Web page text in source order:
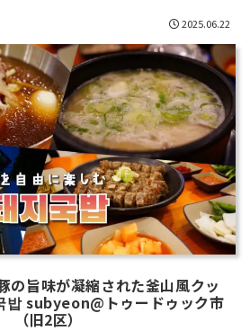
2025.06.22
の旨味が凝縮された釜山風クッ
밥 subyeon@トゥードゥック市
（旧2区）